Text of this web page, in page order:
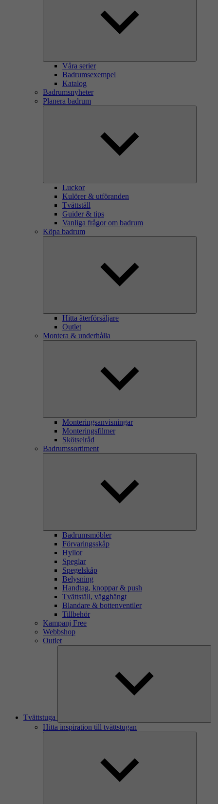
Våra serier
Badrumsexempel
Katalog
Badrumsnyheter
Planera badrum
Luckor
Kulörer & utföranden
Tvättställ
Guider & tips
Vanliga frågor om badrum
Köpa badrum
Hitta återförsäljare
Outlet
Montera & underhålla
Monteringsanvisningar
Monteringsfilmer
Skötselråd
Badrumssortiment
Badrumsmöbler
Förvaringsskåp
Hyllor
Speglar
Spegelskåp
Belysning
Handtag, knoppar & push
Tvättställ, vägghängt
Blandare & bottenventiler
Tillbehör
Kampanj Free
Webbshop
Outlet
Tvättstuga
Hitta inspiration till tvättstugan